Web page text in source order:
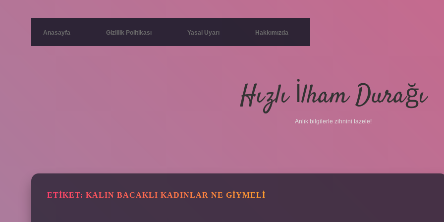
Anasayfa Gizlilik Politikası Yasal Uyarı Hakkımızda
Hızlı İlham Durağı
Anlık bilgilerle zihnini tazele!
ETIKET: KALIN BACAKLI KADINLAR NE GIYMELI